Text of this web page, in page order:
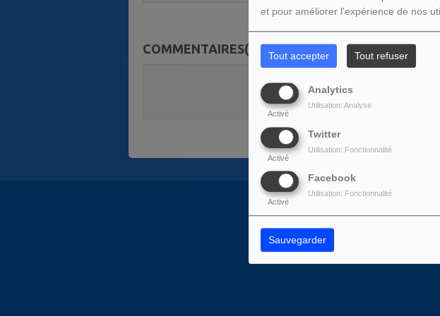
et pour améliorer l'expérience de nos
Tout accepter Tout refuser
Analytics
Activé
Utilisation: Analyse
Twitter
Activé
Utilisation: Fonctionnalité
Facebook
Activé
Utilisation: Fonctionnalité
Sauvegarder
COMMENTAIRES(0)
Vous devez être connecté pour
SE CONNECTER